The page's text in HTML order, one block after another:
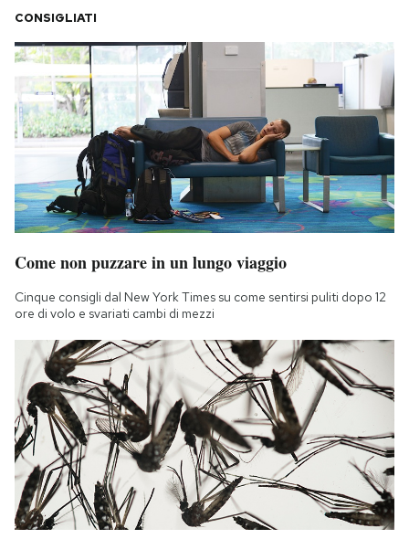
CONSIGLIATI
Come non puzzare in un lungo viaggio
Cinque consigli dal New York Times su come sentirsi puliti dopo 12
ore di volo e svariati cambi di mezzi